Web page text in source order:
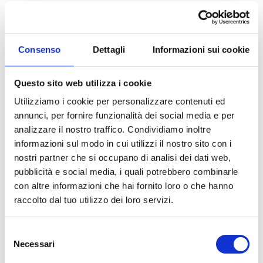
Consenso Dettagli Informazioni sui cookie
Questo sito web utilizza i cookie
Utilizziamo i cookie per personalizzare contenuti ed
annunci, per fornire funzionalità dei social media e per
analizzare il nostro traffico. Condividiamo inoltre
informazioni sul modo in cui utilizzi il nostro sito con i
nostri partner che si occupano di analisi dei dati web,
pubblicità e social media, i quali potrebbero combinarle
con altre informazioni che hai fornito loro o che hanno
raccolto dal tuo utilizzo dei loro servizi.
delNecessari
Il pisolino dopo i pasti può avereeffetti
sulla gestione del peso. Mantenendo
immediatamente dopo il pasto che
potrebbero provocare disturbi come il
gonfiore gastrico, particolarmente pericoloso
in alcune razze. Garantire uno spazio
confortevole e tranquillo per il pisolino del
cane è altrettanto essenziale. Un luogo
appartato, lontano dal rumore e dalle
distrazioni, permette al cane di riposare
profondamente, favorendo il recupero fisico e
mentale.
Durata del Pisolino
La durata del pisolino post prandiale può
e delle sue